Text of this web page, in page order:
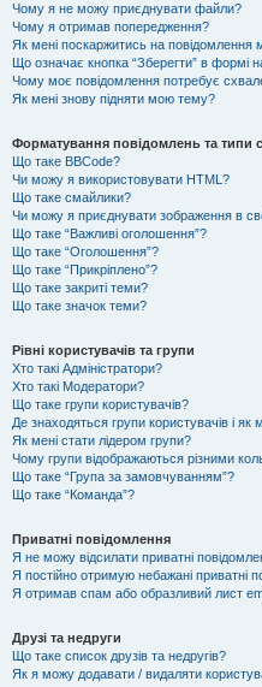
Чому я не можу приєднувати файли?
Чому я отримав попередження?
Як мені поскаржитись на повідомлення
Що означає кнопка “Зберегти” в формі
Чому моє повідомлення потребує
Як мені знову підняти мою тему?
Форматування повідомлень та типи
Що таке BBCode?
Чи можу я використовувати HTML?
Що таке смайлики?
Чи можу я приєднувати зображення в
Що таке “Важливі оголошення”?
Що таке “Оголошення”?
Що таке “Прикріплено”?
Що таке закриті теми?
Що таке значок теми?
Рівні користувачів та групи
Хто такі Адміністратори?
Хто такі Модератори?
Що таке групи користувачів?
Де знаходяться групи користувачів і як
Як мені стати лідером групи?
Чому групи відображаються різними
Що таке “Група за замовчуванням”?
Що таке “Команда”?
Приватні повідомлення
Я не можу відсилати приватні
Я постійно отримую небажані приватні
Я отримав спам або образливий лист
Друзі та недруги
Що таке список друзів та недругів?
Як я можу додавати / видаляти